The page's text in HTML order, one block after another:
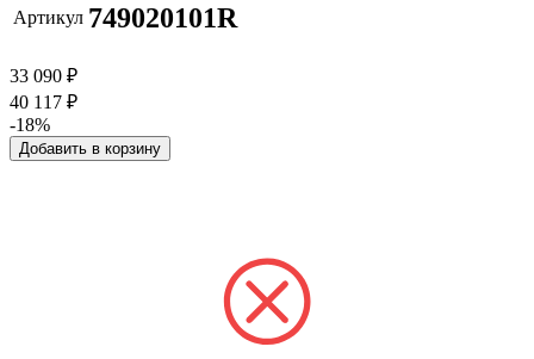
Артикул 749020101R
33 090 ₽
40 117 ₽
-18%
Добавить в корзину